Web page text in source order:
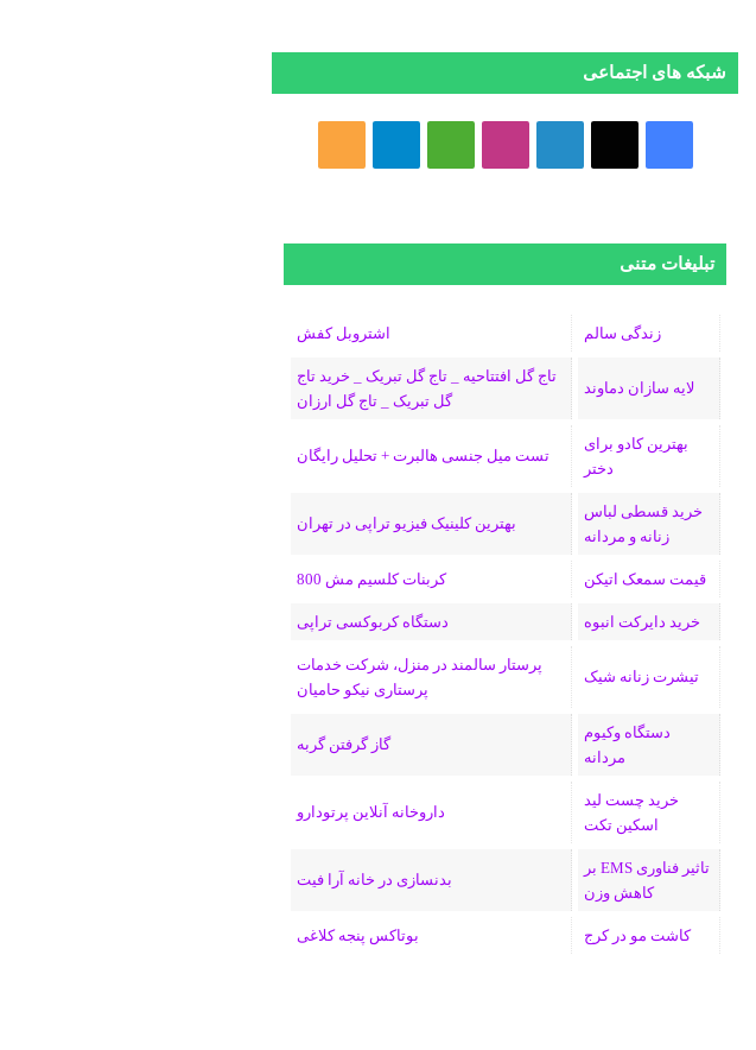
شبکه های اجتماعی
س
ب
و
ک
ک
س
ن
ک
ا
ن
س
ا
ا
d
i
m
گ
ر
ا
م
ر
ا
ک
تبلیغات متنی
زندگی سالم اشتروبل کفش
لایه سازان دماوند
تاج گل افتتاحیه _ تاج گل تبریک _ خرید تاج
گل تبریک _ تاج گل ارزان
بهترین کادو برای
دختر
تست میل جنسی هالبرت + تحلیل رایگان
خرید قسطی لباس
زنانه و مردانه
بهترین کلینیک فیزیو تراپی در تهران
قیمت سمعک اتیکن کربنات کلسیم مش 800
خرید دایرکت انبوه دستگاه کربوکسی تراپی
تیشرت زنانه شیک
پرستار سالمند در منزل، شرکت خدمات
پرستاری نیکو حامیان
دستگاه وکیوم
مردانه
گاز گرفتن گربه
خرید چست لید
اسکین تکت
داروخانه آنلاین پرتودارو
تاثیر فناوری EMS بر
کاهش وزن
بدنسازی در خانه آرا فیت
کاشت مو در کرج بوتاکس پنجه کلاغی